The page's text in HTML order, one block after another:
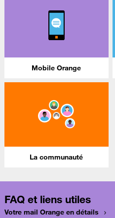
Mobile Orange
La communauté
FAQ et liens utiles
Votre mail Orange en détails